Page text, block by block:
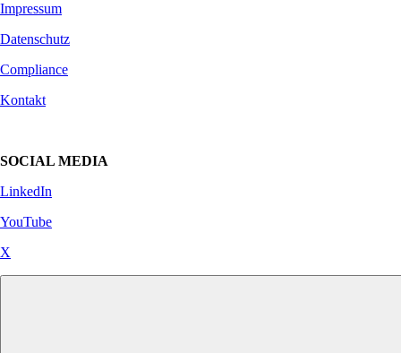
Impressum
Datenschutz
Compliance
Kontakt
SOCIAL MEDIA
LinkedIn
YouTube
X